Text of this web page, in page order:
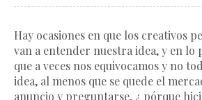
Hay ocasiones en que los creativos
van a entender nuestra idea, y en lo
que a veces nos equivocamos y no
idea, al menos que se quede el
anuncio y preguntarse, ¿ pórque